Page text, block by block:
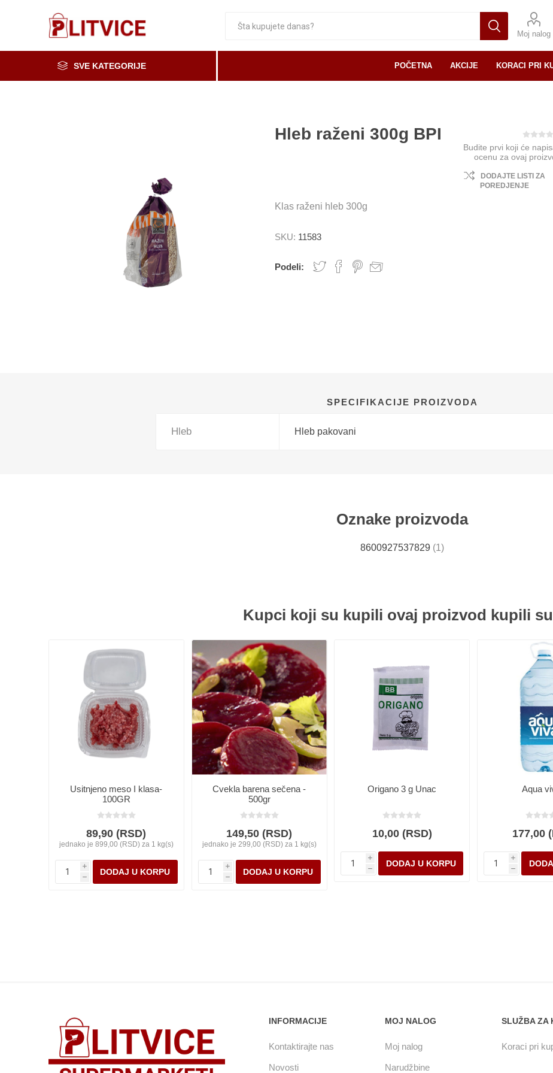
Moj nalog
SVE KATEGORIJE
Mleko, mlečni proizvodi i jaja
Prerada od voća i povrća i med
Osnovne namirnice
Organska i zdrava hrana
Pekara, torte i gotova jela
POČETNA AKCIJE KORACI PRI
Hleb raženi 300g BPI
Budite prvi koji će
ocenu za ovaj
DODAJTE LISTI ZA
POREDJENJE
Klas raženi hleb 300g
SKU: 11583
Podeli:
SPECIFIKACIJE PROIZVODA
Hleb Hleb pakovani
Oznake proizvoda
8600927537829 (1)
Kupci koji su kupili ovaj proizvod kupili
Usitnjeno meso I klasa-
100GR
89,90 (RSD)
jednako je 899,00 (RSD) za 1 kg(s)
i
h
Cvekla barena sečena -
500gr
149,50 (RSD)
jednako je 299,00 (RSD) za 1 kg(s)
i
h
Origano 3 g Unac
10,00 (RSD)
i
h
Aqua
177,00
i
h
INFORMACIJE
Kontaktirajte nas
Novosti
MOJ NALOG
Moj nalog
Narudžbine
SLUŽBA ZA
Koraci pri